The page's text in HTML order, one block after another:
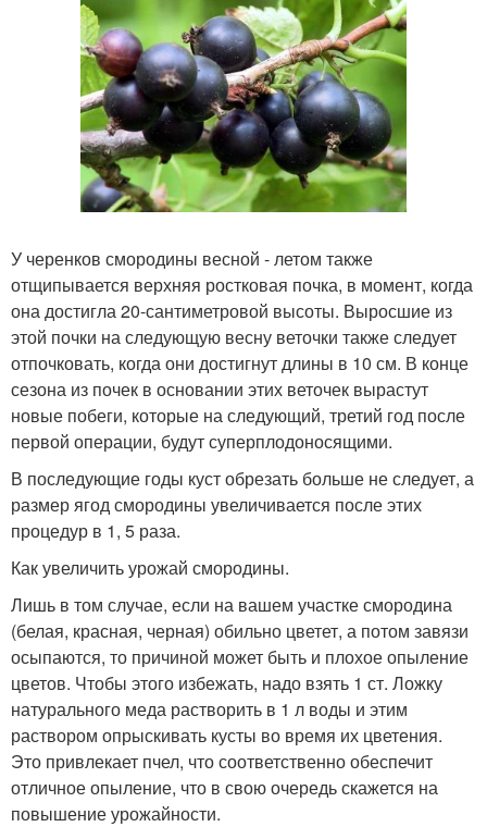
У черенков смородины весной - летом также
отщипывается верхняя ростковая почка, в момент, когда
она достигла 20-сантиметровой высоты. Выросшие из
этой почки на следующую весну веточки также следует
отпочковать, когда они достигнут длины в 10 см. В конце
сезона из почек в основании этих веточек вырастут
новые побеги, которые на следующий, третий год после
первой операции, будут суперплодоносящими.
В последующие годы куст обрезать больше не следует, а
размер ягод смородины увеличивается после этих
процедур в 1, 5 раза.
Как увеличить урожай смородины.
Лишь в том случае, если на вашем участке смородина
(белая, красная, черная) обильно цветет, а потом завязи
осыпаются, то причиной может быть и плохое опыление
цветов. Чтобы этого избежать, надо взять 1 ст. Ложку
натурального меда растворить в 1 л воды и этим
раствором опрыскивать кусты во время их цветения.
Это привлекает пчел, что соответственно обеспечит
отличное опыление, что в свою очередь скажется на
повышение урожайности.